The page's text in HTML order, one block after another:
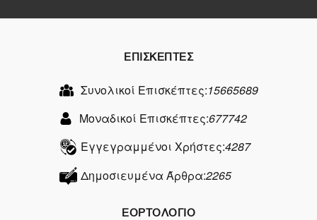
ΕΠΙΣΚΕΠΤΕΣ
Συνολικοί Επισκέπτες:15665689
Μοναδικοί Επισκέπτες:677742
Εγγεγραμμένοι Χρήστες:4287
Δημοσιευμένα Άρθρα:2265
ΕΟΡΤΟΛΟΓΙΟ